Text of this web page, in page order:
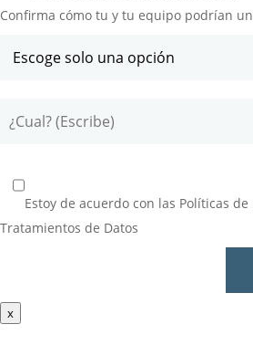
Confirma cómo tu y tu equipo podrían
Estoy de acuerdo con las Políticas
Tratamientos de Datos
x